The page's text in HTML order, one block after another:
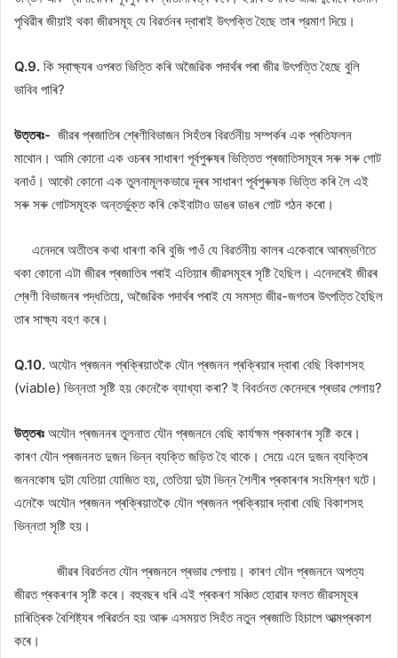
পৃথিৱীৰ জীয়াই থকা জীৱসমূহ যে বিৱৰ্তনৰ দ্বাৰাই উৎপক্তি হৈছে তাৰ প্রমাণ দিয়ে।
Q.9. কি স্বাক্ষ্যৰ ওপৰত ভিত্তি কৰি অজৈৱিক পদাৰ্থৰ পৰা জীৱ উৎপত্তি হৈছে বুলি
ভাবিব পাৰি?
উত্তৰঃ- জীৱৰ প্ৰজাতিৰ শ্ৰেণীবিভাজন সিহঁতৰ বিৱৰ্তনীয় সম্পৰ্কৰ এক প্ৰতিফলন
মাথোন। আমি কোনো এক ওচৰৰ সাধাৰণ পূৰ্বপুৰুষৰ ভিত্তিত প্ৰজাতিসমূহৰ সৰু সৰু গোট
বনাওঁ। আকৌ কোনো এক তুলনামূলকভাৱে দূৰৰ সাধাৰণ পূৰ্বপুৰুষক ভিত্তি কৰি লৈ এই
সৰু সৰু গোটসমূহক অন্তৰ্ভুক্ত কৰি কেইবাটাও ডাঙৰ ডাঙৰ গোট গঠন কৰো।
এনেদৰে অতীতৰ কথা ধাৰণা কৰি বুজি পাওঁ যে বিৱৰ্তনীয় কালৰ একেবাৰে আৰম্ভণিতে
থকা কোনো এটা জীৱৰ প্ৰজাতিৰ পৰাই এতিয়াৰ জীৱসমূহৰ সৃষ্টি হৈছিল। এনেদৰেই জীৱৰ
শ্ৰেণী বিভাজনৰ পদ্ধতিয়ে, অজৈৱিক পদাৰ্থৰ পৰাই যে সমস্ত জীৱ-জগতৰ উৎপত্তি হৈছিল
তাৰ সাক্ষ্য বহণ কৰে।
Q.10. অযৌন প্ৰজনন প্ৰক্ৰিয়াতকৈ যৌন প্ৰজনন প্ৰক্ৰিয়াৰ দ্বাৰা বেছি বিকাশসহ
(viable) ভিন্নতা সৃষ্টি হয় কেনেকৈ ব্যাখ্যা কৰা? ই বিবৰ্তনত কেনেদৰে প্ৰভাৱ পেলায়?
উত্তৰঃ অযৌন প্ৰজননৰ তুলনাত যৌন প্ৰজননে বেছি কাৰ্যক্ষম প্ৰকাৰণৰ সৃষ্টি কৰে।
কাৰণ যৌন প্ৰজননত দুজন ভিন্ন ব্যক্তি জড়িত হৈ থাকে। সেয়ে এনে দুজন ব্যক্তিৰ
জননকোষ দুটা যেতিয়া যোজিত হয়, তেতিয়া দুটা ভিন্ন শৈলীৰ প্ৰকাৰণৰ সংমিশ্ৰণ ঘটে।
এনেকৈ অযৌন প্ৰজনন প্ৰক্ৰিয়াতকৈ যৌন প্ৰজনন প্ৰক্ৰিয়াৰ দ্বাৰা বেছি বিকাশসহ
ভিন্নতা সৃষ্টি হয়।
জীৱৰ বিৱৰ্তনত যৌন প্ৰজননে প্ৰভাৱ পেলায়। কাৰণ যৌন প্ৰজননে অপত্য
জীৱত প্ৰকৰণৰ সৃষ্টি কৰে। বহুবছৰ ধৰি এই প্ৰকৰণ সঞ্চিত হোৱাৰ ফলত জীৱসমূহৰ
চাৰিত্ৰিক বৈশিষ্ট্যৰ পৰিৱৰ্তন হয় আৰু এসময়ত সিহঁত নতুন প্ৰজাতি হিচাপে আত্মপ্ৰকাশ
কৰে।